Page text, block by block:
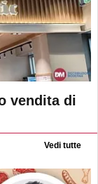
vendita di
Vedi tutte